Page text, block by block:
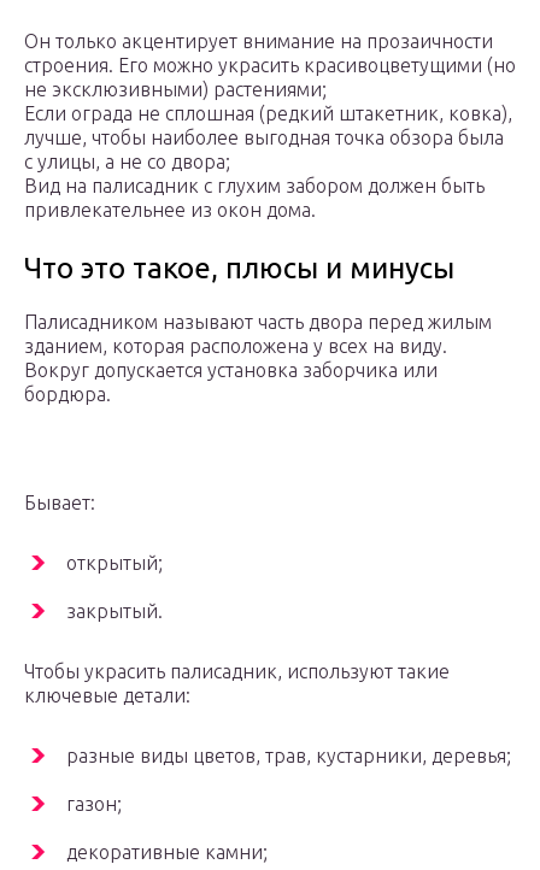
Он только акцентирует внимание на прозаичности
строения. Его можно украсить красивоцветущими (но
не эксклюзивными) растениями;
Если ограда не сплошная (редкий штакетник, ковка),
лучше, чтобы наиболее выгодная точка обзора была
с улицы, а не со двора;
Вид на палисадник с глухим забором должен быть
привлекательнее из окон дома.
Что это такое, плюсы и минусы
Палисадником называют часть двора перед жилым
зданием, которая расположена у всех на виду.
Вокруг допускается установка заборчика или
бордюра.
Бывает:
открытый;
закрытый.
Чтобы украсить палисадник, используют такие
ключевые детали:
разные виды цветов, трав, кустарники, деревья;
газон;
декоративные камни;